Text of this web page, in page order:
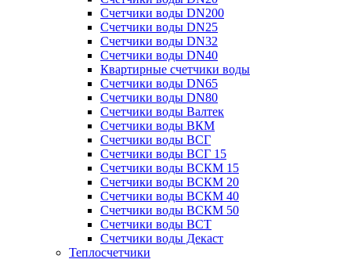
Счетчики воды DN200
Счетчики воды DN25
Счетчики воды DN32
Счетчики воды DN40
Квартирные счетчики воды
Счетчики воды DN65
Счетчики воды DN80
Счетчики воды Валтек
Счетчики воды ВКМ
Счетчики воды ВСГ
Счетчики воды ВСГ 15
Счетчики воды ВСКМ 15
Счетчики воды ВСКМ 20
Счетчики воды ВСКМ 40
Счетчики воды ВСКМ 50
Счетчики воды ВСТ
Счетчики воды Декаст
Теплосчетчики